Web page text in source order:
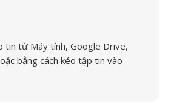
tin từ Máy tính, Google Drive,
bằng cách kéo tập tin vào